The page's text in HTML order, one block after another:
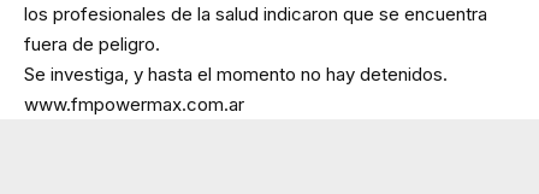
los profesionales de la salud indicaron que se encuentra
fuera de peligro.
Se investiga, y hasta el momento no hay detenidos.
www.fmpowermax.com.ar